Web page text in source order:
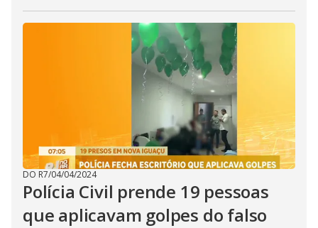
DO R7/04/04/2024
Polícia Civil prende 19 pessoas
que aplicavam golpes do falso